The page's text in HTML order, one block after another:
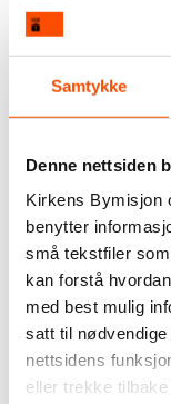
Samtykke
Denne nettsiden
Kirkens Bymisjon
benytter
små tekstfiler
kan forstå
med best mulig
satt til
nettsidens
eller trekke
krigshandlinger.
oss tidvis
Vår
ønsket
måtte gjøre noe
til. Vi stengte
Som
har høy terskel
respekt for